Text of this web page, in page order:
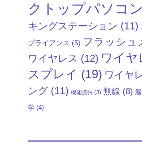
クトップパソコン
キングステーション (11)
プライアンス (5) フラッシュ
ワイヤレス (12) ワイヤ
スプレイ (19) ワイヤ
ング(11) 機能拡張 (3) 無線 (8)
学 (4)